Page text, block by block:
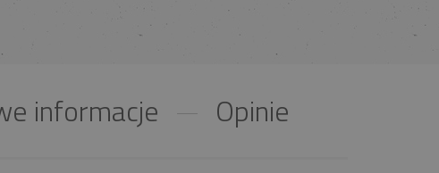
informacje Opinie